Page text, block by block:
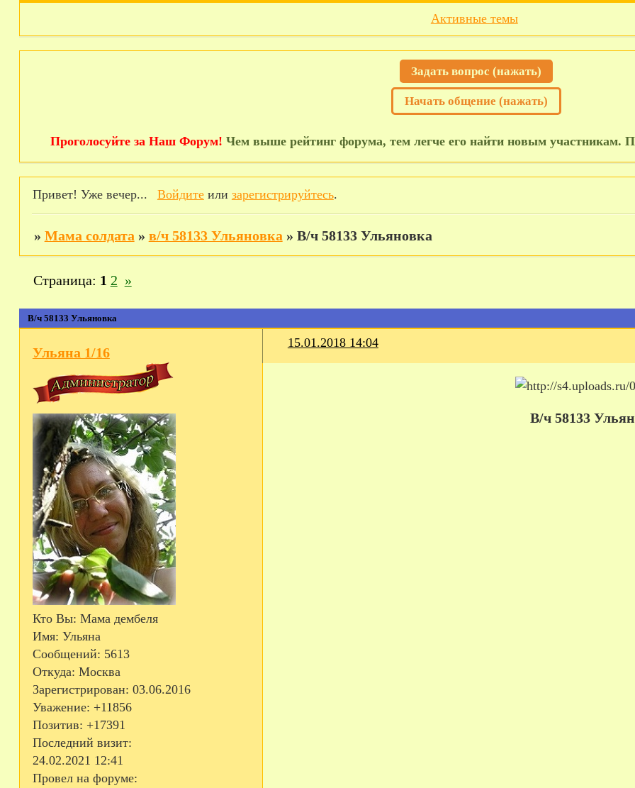
Активные темы
Задать вопрос (нажать)
Начать общение (нажать)
Проголосуйте за Наш Форум! Чем выше рейтинг форума, тем легче его найти новым участникам.
Привет! Уже вечер... Войдитеили зарегистрируйтесь.
» Мама солдата » в/ч 58133 Ульяновка » В/ч 58133 Ульяновка
В/ч 58133 Ульяновка
Страница: 1 2 »
15.01.2018 14:04
Ульяна 1/16
Кто Вы: Мама дембеля
Имя: Ульяна
Сообщений: 5613
Откуда: Москва
Зарегистрирован: 03.06.2016
Уважение: +11856
Позитив: +17391
Последний визит:
24.02.2021 12:41
Провел на форуме:
В/ч 58133